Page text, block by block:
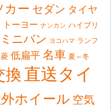
カー セダン タイヤ
トーヨー ナンカン ハイブリ
ミニバン ヨコハマ ランフ
低扁平 名車 夏⇔冬
換 直送タイ
ホイール 空気